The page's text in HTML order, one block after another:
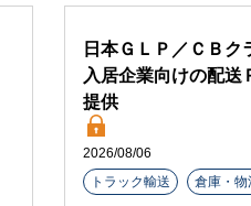
日本ＧＬＰ／ＣＢク
入居企業向けの配送
提供
2026/08/06
トラック輸送
倉庫・物